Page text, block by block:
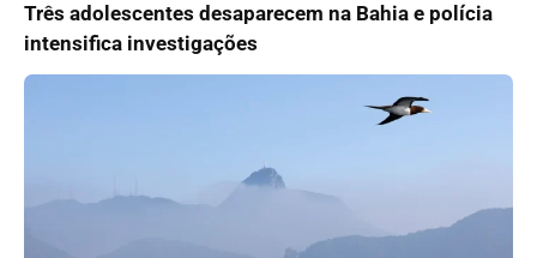
Três adolescentes desaparecem na Bahia e polícia
intensifica investigações